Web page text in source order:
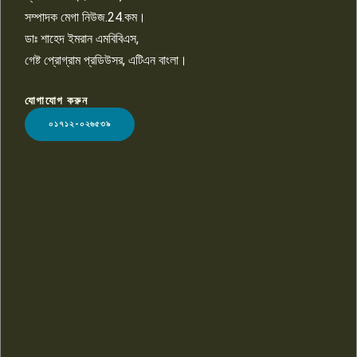
LOGO
সম্পাদক মেগা নিউজ.24.কম।
ডাঃ শাহেদ ইমরান এমবিবিএস,
গেষ্ট প্রোগ্রাম প্রডিউসর, এটিএন বাংলা।
যোগাযোগ করুন
০১৭১২-০২৬৫৩৯